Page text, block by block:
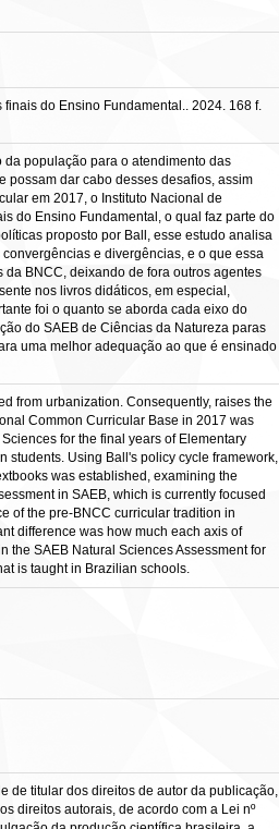
do Ensino Fundamental.. 2024. 168 f.
população para o atendimento das
possam dar cabo desses desafios, assim
em 2017, o Instituto Nacional de
do Ensino Fundamental, o qual faz parte do
proposto por Ball, esse estudo analisa
e divergências, e o que essa
BNCC, deixando de fora outros agentes
nos livros didáticos, em especial,
foi o quanto se aborda cada eixo do
do SAEB de Ciências da Natureza paras
uma melhor adequação ao que é ensinado
from urbanization. Consequently, raises the
Common Curricular Base in 2017 was
for the final years of Elementary
students. Using Ball's policy cycle framework,
was established, examining the
in SAEB, which is currently focused
of the pre-BNCC curricular tradition in
difference was how much each axis of
the SAEB Natural Sciences Assessment for
is taught in Brazilian schools.
de titular dos direitos de autor da publicação,
direitos autorais, de acordo com a Lei nº